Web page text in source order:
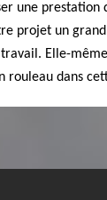
une prestation
projet un
Elle-
rouleau dans